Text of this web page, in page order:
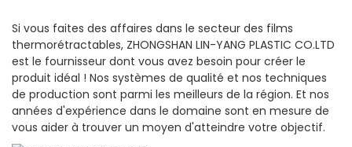
Si vous faites des affaires dans le secteur des films
thermorétractables, ZHONGSHAN LIN-YANG PLASTIC CO.LTD
est le fournisseur dont vous avez besoin pour créer le
produit idéal ! Nos systèmes de qualité et nos techniques
de production sont parmi les meilleurs de la région. Et nos
années d'expérience dans le domaine sont en mesure de
vous aider à trouver un moyen d'atteindre votre objectif.